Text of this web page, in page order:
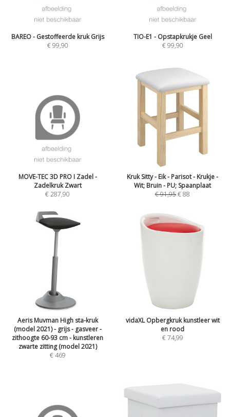
BAREO - Gestoffeerde kruk Grijs
€99,90
TIO-E1 - Opstapkrukje Geel
€99,90
MOVE-TEC 3D PRO I Zadel -
Zadelkruk Zwart
€287,90
Kruk Sitty - Eik - Parisot - Krukje -
Wit; Bruin - PU; Spaanplaat
€91,95€88
Aeris Muvman High sta-kruk
(model 2021) - grijs - gasveer -
zithoogte 60-93 cm - kunstleren
zwarte zitting (model 2021)
€469
vidaXL Opbergkruk kunstleer wit
en rood
€74,99